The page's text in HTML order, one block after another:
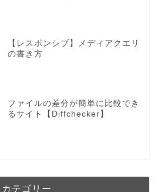
【レスポンシブ】メディアクエリ
の書き方
ファイルの差分が簡単に比較でき
るサイト【Diffchecker】
カテゴリー